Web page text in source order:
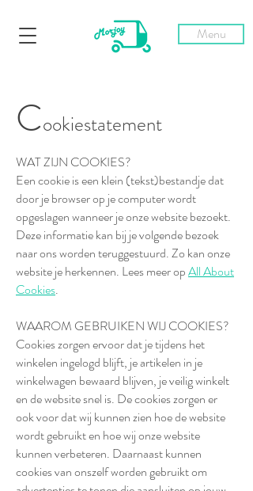
Menu
Cookiestatement
WAT ZIJN COOKIES?
Een cookie is een klein (tekst)bestandje dat
door je browser op je computer wordt
opgeslagen wanneer je onze website bezoekt.
Deze informatie kan bij je volgende bezoek
naar ons worden teruggestuurd. Zo kan onze
website je herkennen. Lees meer opAll About
Cookies.
WAAROM GEBRUIKEN WIJ COOKIES?
Cookies zorgen ervoor dat je tijdens het
winkelen ingelogd blijft, je artikelen in je
winkelwagen bewaard blijven, je veilig winkelt
en de website snel is. De cookies zorgen er
ook voor dat wij kunnen zien hoe de website
wordt gebruikt en hoe wij onze website
kunnen verbeteren. Daarnaast kunnen
cookies van onszelf worden gebruikt om